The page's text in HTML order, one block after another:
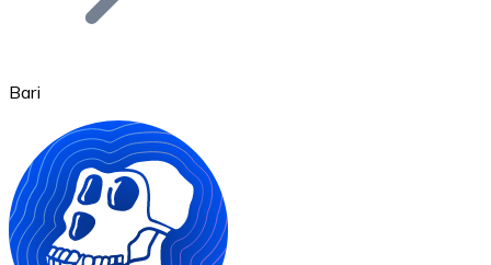
Ethereum
ETH
Bari